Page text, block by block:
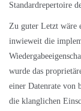
Standardrepertoire
Zu guter Letzt wäre
inwieweit die
wurde das
einer Datenrate von
die klanglichen